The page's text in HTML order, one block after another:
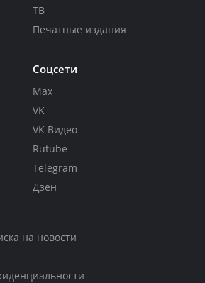
ТВ
Печатные издания
Соцсети
Max
VK
VK Видео
Rutube
Telegram
Дзен
на новости